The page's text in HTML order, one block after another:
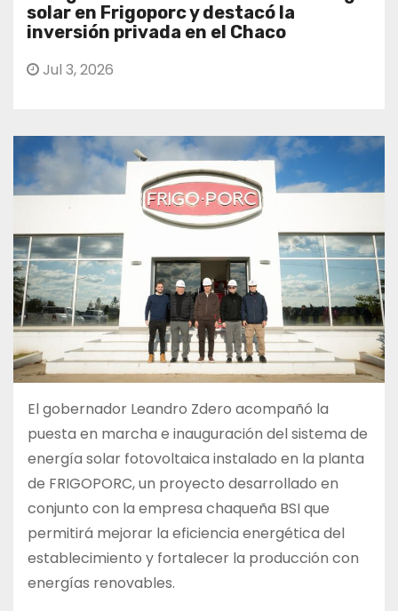
solar en Frigoporc y destacó la
inversión privada en el Chaco
Jul 3, 2026
El gobernador Leandro Zdero acompañó la
puesta en marcha e inauguración del sistema de
energía solar fotovoltaica instalado en la planta
de FRIGOPORC, un proyecto desarrollado en
conjunto con la empresa chaqueña BSI que
permitirá mejorar la eficiencia energética del
establecimiento y fortalecer la producción con
energías renovables.